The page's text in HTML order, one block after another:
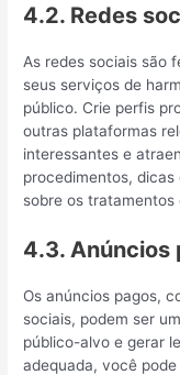
4.2. Redes
As redes sociais são
seus serviços de
público. Crie perfis
outras plataformas
interessantes e
procedimentos,
sobre os tratamentos
4.3. Anúncios
Os anúncios pagos,
sociais, podem ser
público-alvo e gerar
adequada, você